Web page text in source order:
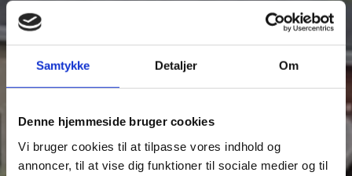
Samtykke Detaljer Om
Denne hjemmeside bruger cookies
Vi bruger cookies til at tilpasse vores indhold og
annoncer, til at vise dig funktioner til sociale medier og til